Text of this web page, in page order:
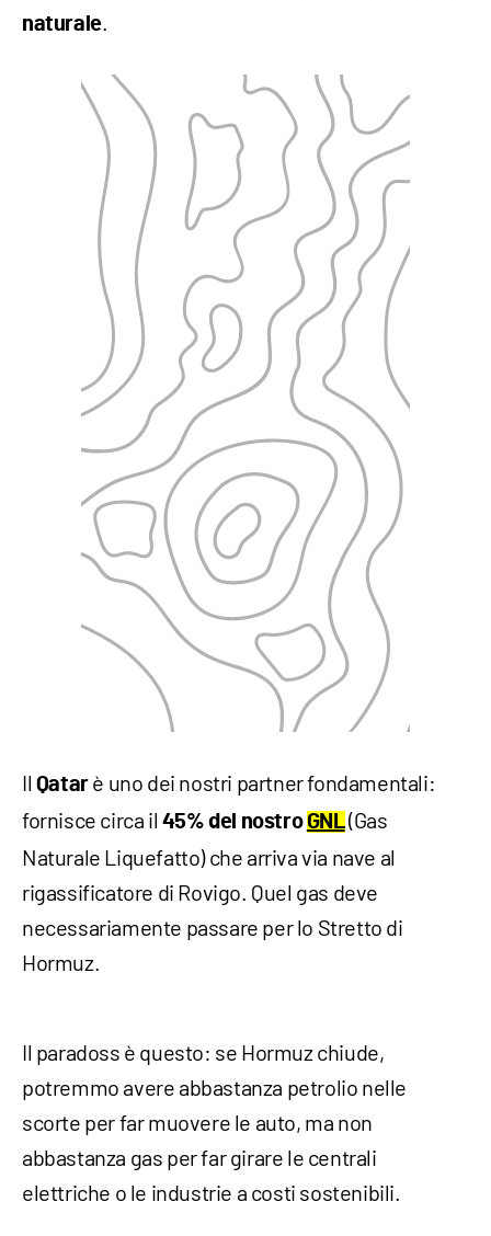
naturale.
​Il Qatarè uno dei nostri partner fondamentali:
fornisce circa il 45% del nostro GNL(Gas
Naturale Liquefatto) che arriva via nave al
rigassificatore di Rovigo. Quel gas deve
necessariamente passare per lo Stretto di
Hormuz.
​Il paradoss è questo: se Hormuz chiude,
potremmo avere abbastanza petrolio nelle
scorte per far muovere le auto, ma non
abbastanza gas per far girare le centrali
elettriche o le industrie a costi sostenibili.​